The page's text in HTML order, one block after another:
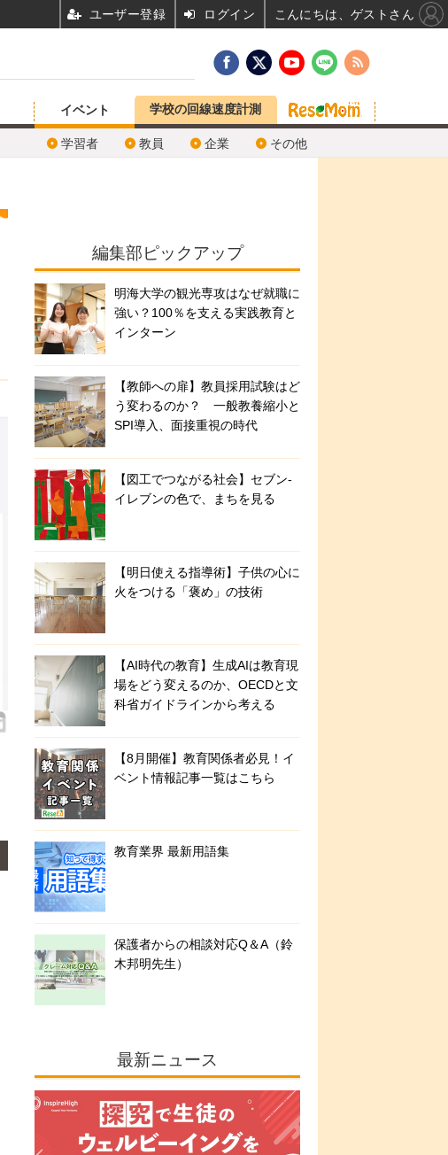
イベント
学習者 教員 企業 その他
学校の回線速度計測
編集部ピックアップ
明海大学の観光専攻はなぜ就職に
強い？100％を支える実践教育と
インターン
【教師への扉】教員採用試験はど
う変わるのか？ 一般教養縮小と
SPI導入、面接重視の時代
【図工でつながる社会】セブン‐
イレブンの色で、まちを見る
【明日使える指導術】子供の心に
火をつける「褒め」の技術
【AI時代の教育】生成AIは教育現
場をどう変えるのか、OECDと文
科省ガイドラインから考える
【8月開催】教育関係者必見！イ
ベント情報記事一覧はこちら
教育業界 最新用語集
保護者からの相談対応Q＆A（鈴
木邦明先生）
最新ニュース
ユーザー登録 ログイン こんにちは、ゲストさん